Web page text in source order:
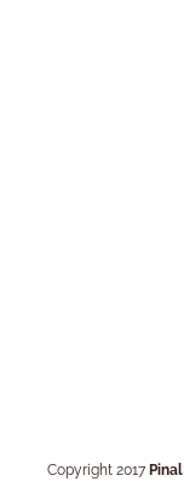
Copyright 2017